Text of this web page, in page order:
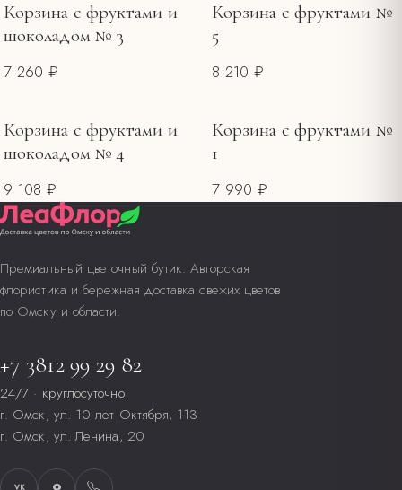
Корзина с фруктами и
шоколадом № 3
7 260 ₽
Корзина с фруктами №
5
8 210 ₽
Корзина с фруктами и
шоколадом № 4
9 108 ₽
Корзина с фруктами №
1
7 990 ₽
Премиальный цветочный бутик. Авторская
флористика и бережная доставка свежих цветов
по Омску и области.
+7 3812 99 29 82
24/7 · круглосуточно
г. Омск, ул. 10 лет Октября, 113
г. Омск, ул. Ленина, 20
VK